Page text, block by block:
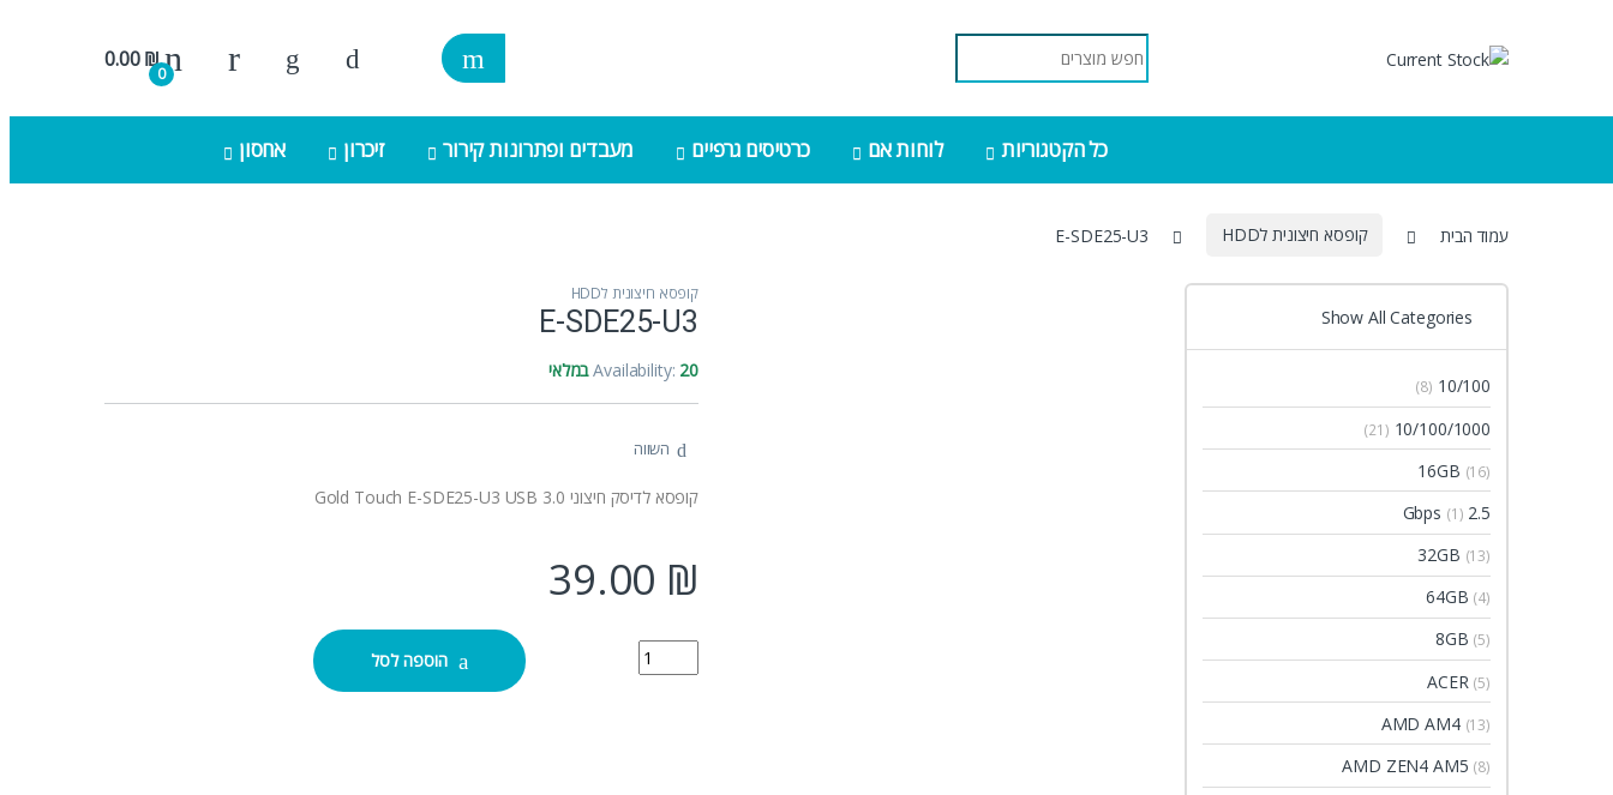
Search for:
0
0.00₪
כל הקטגוריות לוחות אם כרטיסים גרפיים מעבדים ופתרונות קירור זיכרון אחסון
עמוד הבית קופסא חיצונית לHDD E-SDE25-U3
קופסא חיצונית לHDD
E-SDE25-U3
Availability: 20 במלאי
השווה
קופסא לדיסק חיצוני Gold Touch E-SDE25-U3 USB 3.0
39.00 ₪
E-SDE25-U3 quantity הוספה לסל
Show All Categories
10/100
(8)
10/100/1000
(21)
16GB (16)
2.5 Gbps
(1)
32GB (13)
64GB (4)
8GB (5)
ACER (5)
AMD AM4 (13)
AMD ZEN4 AM5 (8)